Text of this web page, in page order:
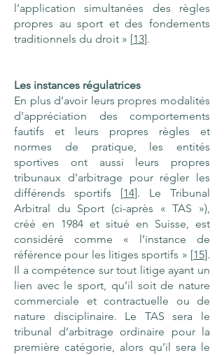
l’application simultanées des règles
propres au sport et des fondements
traditionnels du droit » [13].
Les instances régulatrices
En plus d’avoir leurs propres modalités
d’appréciation des comportements
fautifs et leurs propres règles et
normes de pratique, les entités
sportives ont aussi leurs propres
tribunaux d’arbitrage pour régler les
différends sportifs [14]. Le Tribunal
Arbitral du Sport (ci-après « TAS »),
créé en 1984 et situé en Suisse, est
considéré comme « l’instance de
référence pour les litiges sportifs » [15].
Il a compétence sur tout litige ayant un
lien avec le sport, qu’il soit de nature
commerciale et contractuelle ou de
nature disciplinaire. Le TAS sera le
tribunal d’arbitrage ordinaire pour la
première catégorie, alors qu’il sera le